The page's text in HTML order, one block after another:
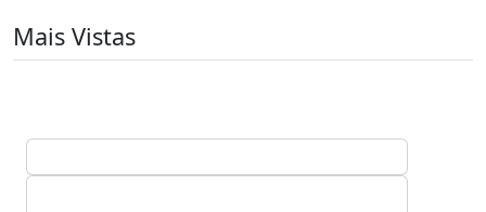
Mais Vistas